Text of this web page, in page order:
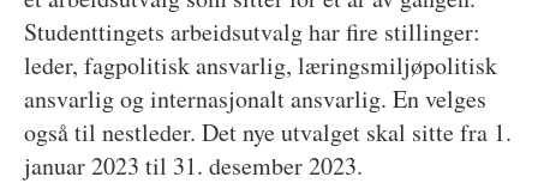
Studenttingets arbeidsutvalg har fire stillinger:
leder, fagpolitisk ansvarlig, læringsmiljøpolitisk
ansvarlig og internasjonalt ansvarlig. En velges
også til nestleder. Det nye utvalget skal sitte fra 1.
januar 2023 til 31. desember 2023.